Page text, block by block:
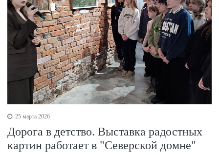
25 марта 2026
Дорога в детство. Выставка радостных
картин работает в "Северской домне"